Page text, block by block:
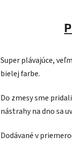
Super plávajúce,
bielej farbe.
Do zmesy sme
nástrahy na dno sa
Dodávané v